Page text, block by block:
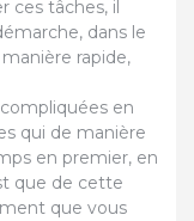
ces tâches, il
dans le
rapide,
en
qui de manière
en premier, en
que de cette
que vous